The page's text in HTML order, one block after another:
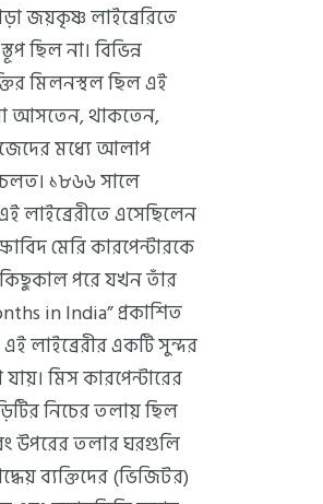
জয়কৃষ্ণ লাইব্রেরিতে
ছিল না। বিভিন্ন
মিলনস্থল ছিল এই
আসতেন, থাকতেন,
মধ্যে আলাপ
১৮৬৬ সালে
লাইব্রেরীতে এসেছিলেন
মেরি কারপেন্টারকে
কিছুকাল পরে যখন তাঁর
in India” প্রকাশিত
লাইব্রেরীর একটি সুন্দর
যায়। মিস কারপেন্টারের
নিচের তলায় ছিল
উপরের তলার ঘরগুলি
ব্যক্তিদের (ভিজিটর)